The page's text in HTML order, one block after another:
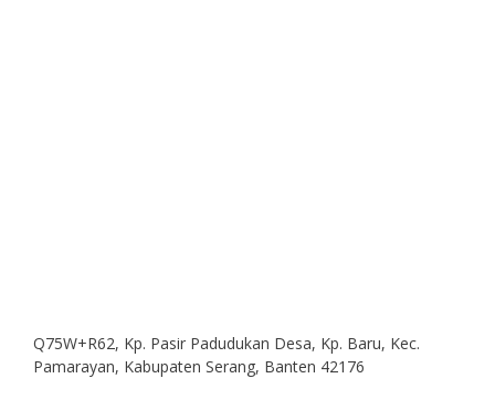
Q75W+R62, Kp. Pasir Padudukan Desa, Kp. Baru, Kec.
Pamarayan, Kabupaten Serang, Banten 42176